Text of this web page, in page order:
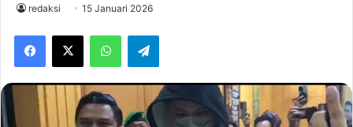
redaksi 15 Januari 2026
Facebook
X WhatsAppTelegram